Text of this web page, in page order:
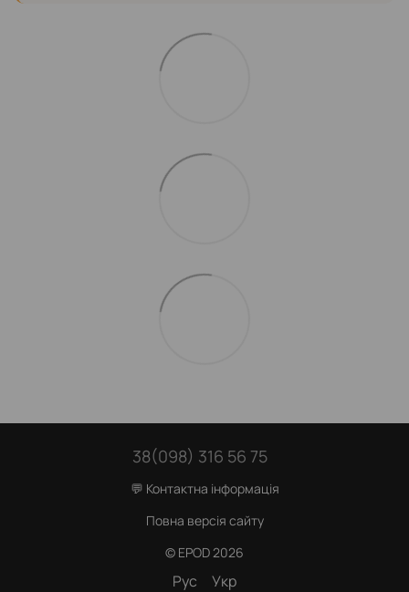
38(098) 316 56 75
💬 Контактна інформація
Повна версія сайту
© EPOD 2026
Рус Укр